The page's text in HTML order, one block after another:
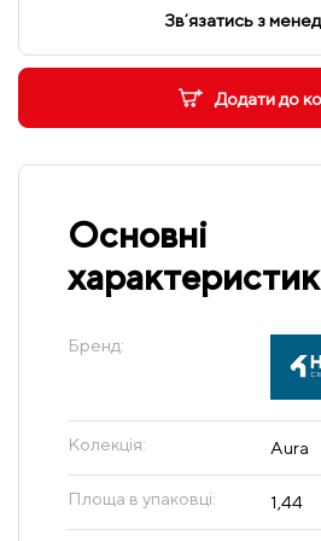
Додати до
Звʼязатись з
Основні
Бренд:
Колекція: Aura
Площа в упаковці: 1,44